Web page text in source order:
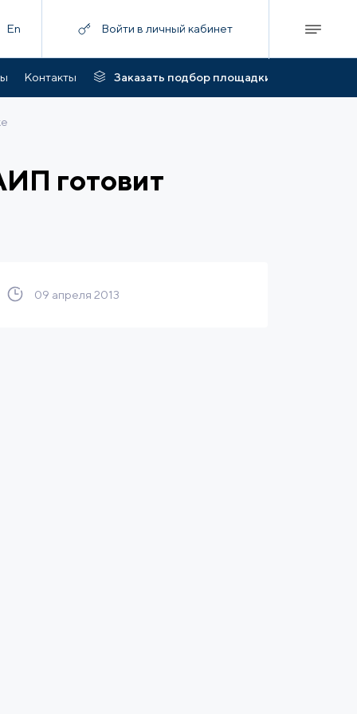
En Войти в личный кабинет
Контакты Заказать подбор площадки
готовит
09 апреля 2013